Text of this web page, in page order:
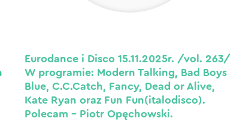
Eurodance i Disco 15.11.2025r. /vol. 263/
W programie: Modern Talking, Bad Boys
Blue, C.C.Catch, Fancy, Dead or Alive,
Kate Ryan oraz Fun Fun(italodisco).
Polecam – Piotr Opęchowski.